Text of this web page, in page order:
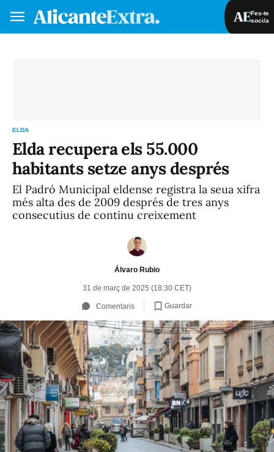
Fes-te
soci/a
ELDA
Elda recupera els 55.000
habitants setze anys després
El Padró Municipal eldense registra la seua xifra
més alta des de 2009 després de tres anys
consecutius de continu creixement
Álvaro Rubio
31 de març de 2025 (18:30 CET)
Comentaris Guardar